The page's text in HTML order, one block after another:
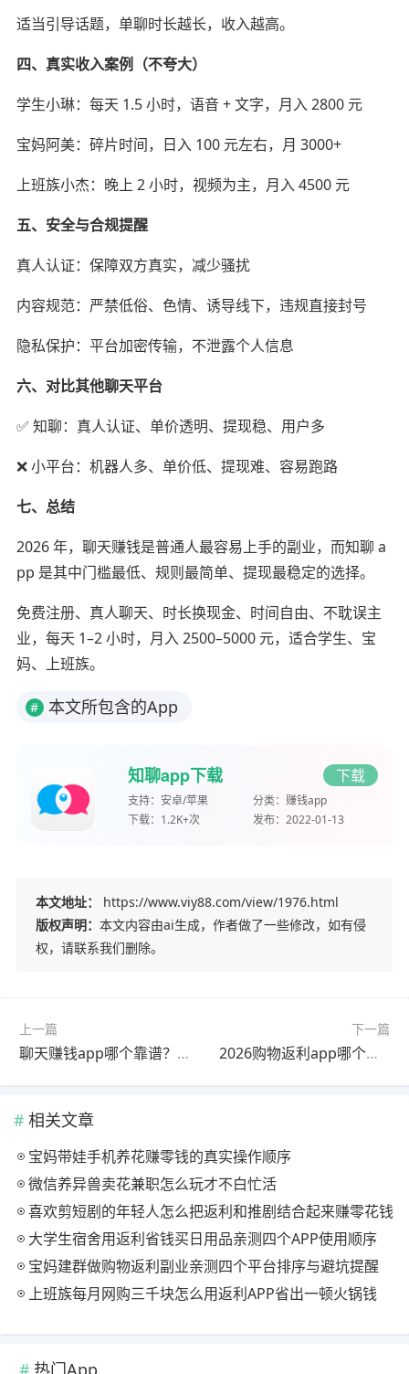
适当引导话题，单聊时长越长，收入越高。
四、真实收入案例（不夸大）
学生小琳：每天 1.5 小时，语音 + 文字，月入 2800 元
宝妈阿美：碎片时间，日入 100 元左右，月 3000+
上班族小杰：晚上 2 小时，视频为主，月入 4500 元
五、安全与合规提醒
真人认证：保障双方真实，减少骚扰
内容规范：严禁低俗、色情、诱导线下，违规直接封号
隐私保护：平台加密传输，不泄露个人信息
六、对比其他聊天平台
✅ 知聊：真人认证、单价透明、提现稳、用户多
❌ 小平台：机器人多、单价低、提现难、容易跑路
七、总结
2026 年，聊天赚钱是普通人最容易上手的副业，而知聊 a
pp 是其中门槛最低、规则最简单、提现最稳定的选择。
免费注册、真人聊天、时长换现金、时间自由、不耽误主
业，每天 1–2 小时，月入 2500–5000 元，适合学生、宝
妈、上班族。
# 本文所包含的App
知聊app下载 下载
支持： 安卓/苹果 分类： 赚钱app
下载： 1.2K+次 发布： 2022-01-13
本文地址：
https://www.viy88.com/view/1976.html
版权声明： 本文内容由ai生成，作者做了一些修改，如有侵
权，请联系我们删除。
上一篇
聊天赚钱app哪个靠谱？知聊app真人聊天，日赚80–200元可提现
下一篇
2026购物返利app哪个靠谱？高佣联盟自购省分享赚，最高返90%
相关文章
宝妈带娃手机养花赚零钱的真实操作顺序
微信养异兽卖花兼职怎么玩才不白忙活
喜欢剪短剧的年轻人怎么把返利和推剧结合起来赚零花钱
大学生宿舍用返利省钱买日用品亲测四个APP使用顺序
宝妈建群做购物返利副业亲测四个平台排序与避坑提醒
上班族每月网购三千块怎么用返利APP省出一顿火锅钱
热门App